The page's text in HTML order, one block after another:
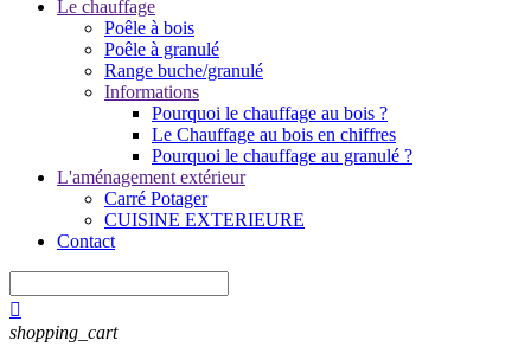
Le chauffage
Poêle à bois
Poêle à granulé
Range buche/granulé
Informations
Pourquoi le chauffage au bois ?
Le Chauffage au bois en chiffres
Pourquoi le chauffage au granulé ?
L'aménagement extérieur
Carré Potager
CUISINE EXTERIEURE
Contact

shopping_cart